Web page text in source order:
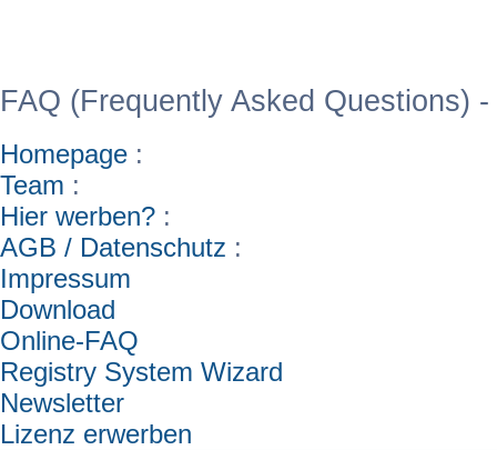
FAQ (Frequently Asked Questions)
Homepage :
Team :
Hier werben? :
AGB / Datenschutz :
Impressum
Download
Online-FAQ
Registry System Wizard
Newsletter
Lizenz erwerben